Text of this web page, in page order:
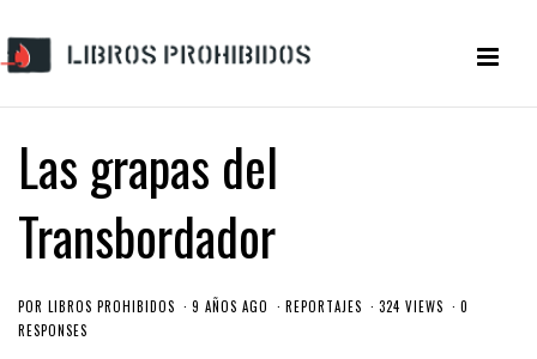
Las grapas del
Transbordador
POR LIBROS PROHIBIDOS 9 AÑOS AGO REPORTAJES 324 VIEWS
0
RESPONSES